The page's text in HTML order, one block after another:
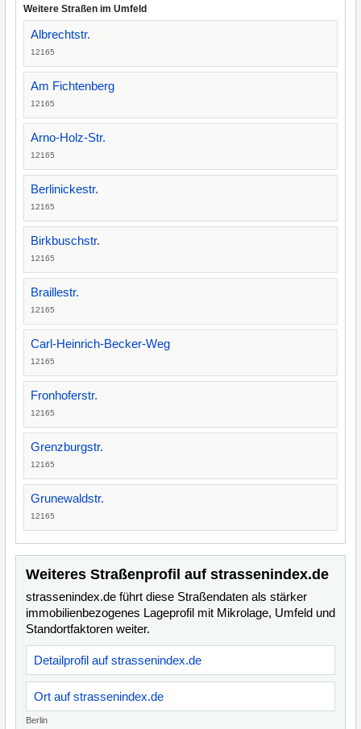
Weitere Straßen im Umfeld
Albrechtstr.
12165
Am Fichtenberg
12165
Arno-Holz-Str.
12165
Berlinickestr.
12165
Birkbuschstr.
12165
Braillestr.
12165
Carl-Heinrich-Becker-Weg
12165
Fronhoferstr.
12165
Grenzburgstr.
12165
Grunewaldstr.
12165
Weiteres Straßenprofil auf strassenindex.de
strassenindex.de führt diese Straßendaten als stärker
immobilienbezogenes Lageprofil mit Mikrolage, Umfeld und
Standortfaktoren weiter.
Detailprofil auf strassenindex.de
Ort auf strassenindex.de
Berlin